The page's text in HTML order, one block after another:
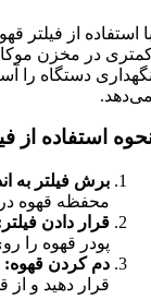
استفاده از فیلتر
در مخزن
دستگاه را
استفاده از
برش فیلتر به
محفظه قهوه
قرار دادن
پودر قهوه را
دم کردن قهوه:
قرار دهید و